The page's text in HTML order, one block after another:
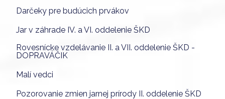
Darčeky pre budúcich prvákov
Jar v záhrade IV. a VI. oddelenie ŠKD
Rovesnícke vzdelávanie II. a VII. oddelenie ŠKD -
DOPRAVÁČIK
Malí vedci
Pozorovanie zmien jarnej prírody II. oddelenie ŠKD